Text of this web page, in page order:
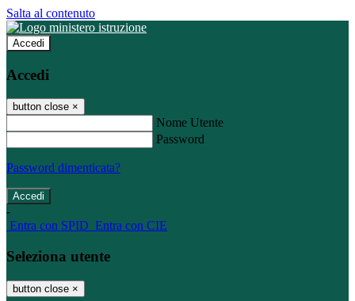
Salta al contenuto
Accedi
Accedi
button close ×
Nome Utente
Password
Password dimenticata?
-
Entra con SPID Entra con CIE
Seleziona utente
button close ×